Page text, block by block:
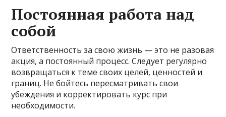
Постоянная работа над
собой
Ответственность за свою жизнь — это не разовая
акция, а постоянный процесс. Следует регулярно
возвращаться к теме своих целей, ценностей и
границ. Не бойтесь пересматривать свои
убеждения и корректировать курс при
необходимости.